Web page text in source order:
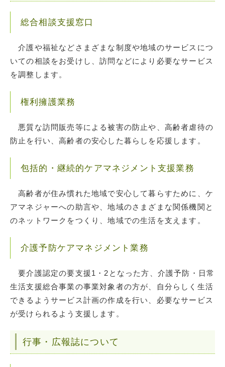
総合相談支援窓口
介護や福祉などさまざまな制度や地域のサービスにつ
いての相談をお受けし、訪問などにより必要なサービス
を調整します。
権利擁護業務
悪質な訪問販売等による被害の防止や、高齢者虐待の
防止を行い、高齢者の安心した暮らしを応援します。
包括的・継続的ケアマネジメント支援業務
高齢者が住み慣れた地域で安心して暮らすために、ケ
アマネジャーへの助言や、地域のさまざまな関係機関と
のネットワークをつくり、地域での生活を支えます。
介護予防ケアマネジメント業務
要介護認定の要支援1・2となった方、介護予防・日常
生活支援総合事業の事業対象者の方が、自分らしく生活
できるようサービス計画の作成を行い、必要なサービス
が受けられるよう支援します。
行事・広報誌について